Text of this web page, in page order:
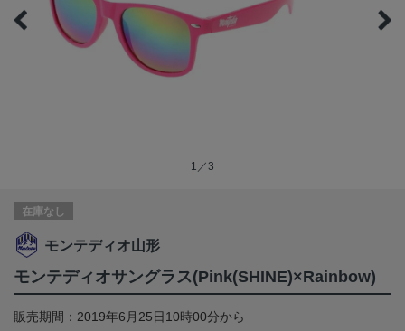
1／3
在庫なし
モンテディオ山形
モンテディオサングラス(Pink(SHINE)×Rainbow)
販売期間：2019年6月25日10時00分から